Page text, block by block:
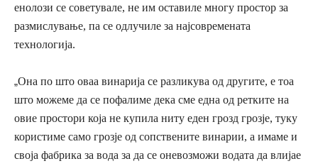
енолози се советувале, не им оставиле многу простор за
размислување, па се одлучиле за најсовремената
технологија.
„Она по што оваа винарија се разликува од другите, е тоа
што можеме да се пофалиме дека сме една од ретките на
овие простори која не купила ниту еден грозд грозје, туку
користиме само грозје од сопствените винарии, а имаме и
своја фабрика за вода за да се оневозможи водата да влијае